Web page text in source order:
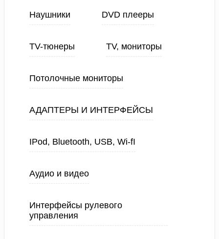
Наушники DVD плееры
TV-тюнеры TV, мониторы
Потолочные мониторы
АДАПТЕРЫ И ИНТЕРФЕЙСЫ
IPod, Bluetooth, USB, Wi-fI
Аудио и видео
Интерфейсы рулевого
управления